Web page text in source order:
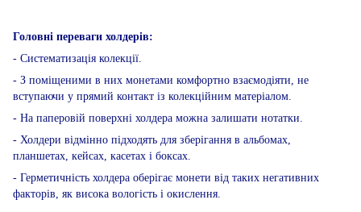
Головні переваги холдерів:
- Систематизація колекції.
- З поміщеними в них монетами комфортно взаємодіяти, не
вступаючи у прямий контакт із колекційним матеріалом.
- На паперовій поверхні холдера можна залишати нотатки.
- Холдери відмінно підходять для зберігання в альбомах,
планшетах, кейсах, касетах і боксах.
- Герметичність холдера оберігає монети від таких негативних
факторів, як висока вологість і окислення.